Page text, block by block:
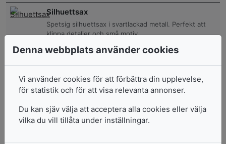
Silhuettsax
Spetsig silhuettsax i svartlackad metall. Perfekt att
klippa detaljer och små motiv
104kr I lager: 1-3 arbetsdagar
Fiskars Sax Softtouch
16cm
249kr I lager: 1-3 arbetsdagar
Denna webbplats använder cookies
Vi använder cookies för att förbättra din upplevelse,
för statistik och för att visa relevanta annonser.
Du kan sjäv välja att acceptera alla cookies eller välja
vilka du vill tillåta under inställningar.